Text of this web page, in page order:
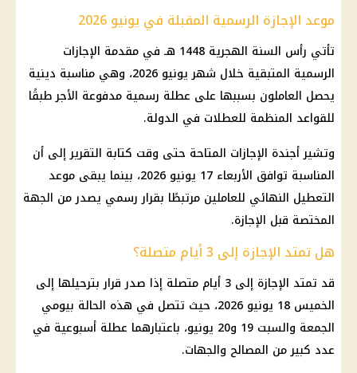
موعد الإجازة الرسمية المقبلة في يونيو 2026
تأتي رأس السنة الهجرية 1448 هـ في مقدمة الإجازات
الرسمية المتبقية خلال شهر يونيو 2026، وهي مناسبة دينية
يحصل العاملون بسببها على عطلة رسمية مدفوعة الأجر طبقًا
للقواعد المنظمة للعطلات في الدولة.
وتشير أجندة الإجازات المتاحة حتى وقت كتابة التقرير إلى أن
المناسبة توافق الأربعاء 17 يونيو 2026، بينما يبقى موعد
التعطيل النهائي للعاملين مرتبطًا بقرار رسمي يصدر من الجهة
المختصة قبل الإجازة.
هل تمتد الإجازة إلى 3 أيام متصلة؟
قد تمتد الإجازة إلى 3 أيام متصلة إذا صدر قرار بترحيلها إلى
الخميس 18 يونيو 2026، حيث تتصل في هذه الحالة بيومي
الجمعة والسبت 19 و20 يونيو، باعتبارهما عطلة أسبوعية في
عدد كبير من المصالح والجهات.